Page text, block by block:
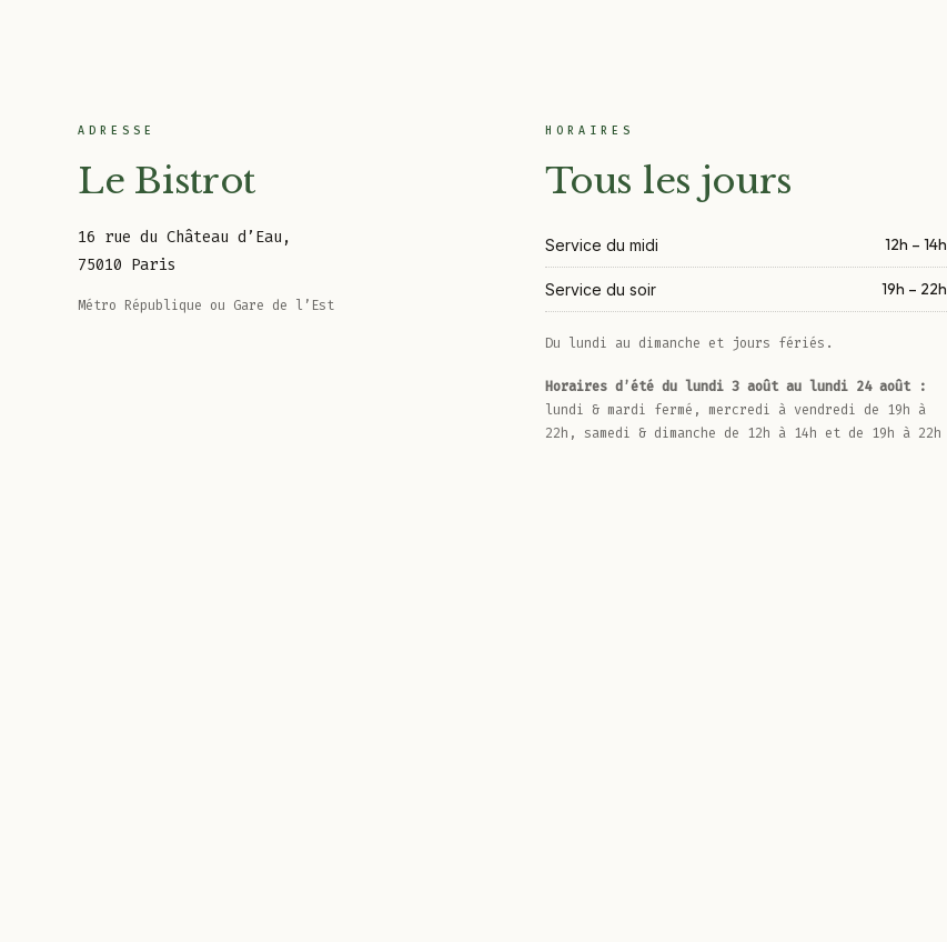
ADRESSE
Le Bistrot
16 rue du Château d’Eau,
75010 Paris
Métro République ou Gare de l’Est
HORAIRES
Tous les jours
Service du midi 12h – 14h
Service du soir 19h – 22h
Du lundi au dimanche et jours fériés.
Horaires d’été du lundi 3 août au lundi 24 août :
lundi & mardi fermé, mercredi à vendredi de 19h à
22h, samedi & dimanche de 12h à 14h et de 19h à 22h